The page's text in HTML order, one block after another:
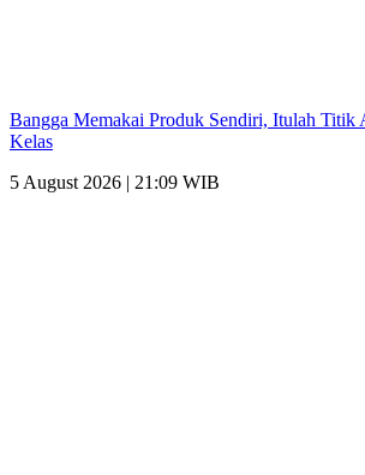
Bangga Memakai Produk Sendiri, Itulah
Kelas
5 August 2026 | 21:09 WIB